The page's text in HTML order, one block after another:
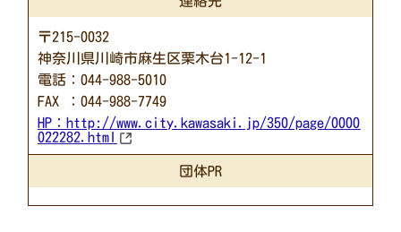
〒215-0032
神奈川県川崎市麻生区栗木台1-12-1
電話：044-988-5010
FAX ：044-988-7749
HP： http://www.city.kawasaki.jp/350/page/0000
022282.html
団体PR